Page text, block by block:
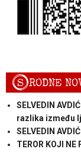
SRODNE
SELVEDIN
razlika između
SELVEDIN
TEROR KOJI